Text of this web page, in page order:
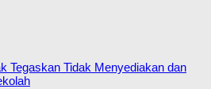
Tegaskan Tidak Menyediakan dan